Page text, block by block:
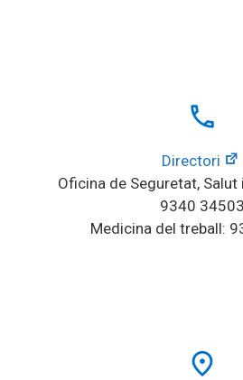
local_phone
Directori
Oficina de Seguretat, Salut
9340 34503
Medicina del treball:
place